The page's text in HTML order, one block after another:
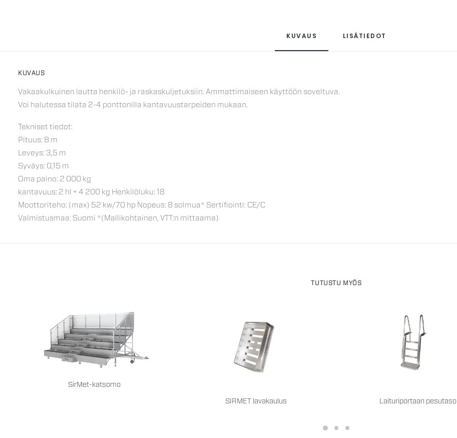
KUVAUS LISÄTIEDOT
KUVAUS
Vakaakulkuinen lautta henkilö- ja raskaskuljetuksiin. Ammattimaiseen käyttöön soveltuva.
Voi halutessa tilata 2-4 ponttonilla kantavuustarpeiden mukaan.
Tekniset tiedot:
Pituus: 8 m
Leveys: 3,5 m
Syväys: 0,15 m
Oma paino: 2 000 kg
kantavuus: 2 hl + 4 200 kg Henkilöluku: 18
Moottoriteho: (max) 52 kw/70 hp Nopeus: 8 solmua* Sertifiointi: CE/C
Valmistusmaa: Suomi *(Mallikohtainen, VTT:n mittaama)
TUTUSTU MYÖS
SirMet-katsomo
SIRMET lavakaulus Laituriportaan pesutaso